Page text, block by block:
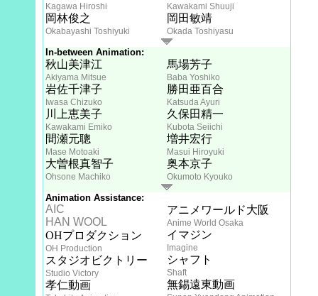
Kagawa Hiroshi
岡林俊之
Okabayashi Toshiyuki
Kawakami Shuuji
岡田敏靖
Okada Toshiyasu
In-between Animation:
秋山美津江
Akiyama Mitsue
岩佐千津子
Iwasa Chizuko
川上恵美子
Kawakami Emiko
間瀬元聰
Mase Motoaki
大曽根真智子
Ohsone Machiko
馬場芳子
Baba Yoshiko
勝田亜百合
Katsuda Ayuri
久保田精一
Kubota Seiichi
増井宏行
Masui Hiroyuki
奥本京子
Okumoto Kyouko
Animation Assistance:
AIC
HAN WOOL
OHプロダクション
OH Production
スタジオビクトリー
Studio Victory
孝仁動画
アニメワールド大阪
Anime World Osaka
イマジン
Imagine
シャフト
Shaft
無錫遠東動画